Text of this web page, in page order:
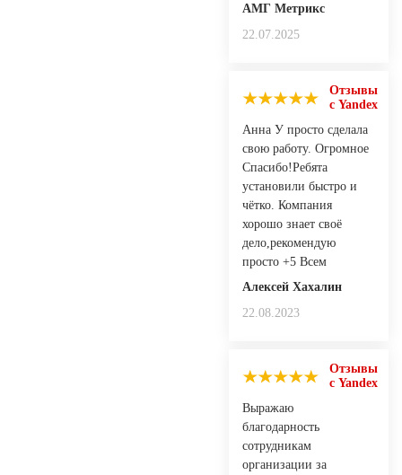
АМГ Метрикс
22.07.2025
Отзывы
с Yandex
Анна У просто сделала
свою работу. Огромное
Спасибо!Ребята
установили быстро и
чётко. Компания
хорошо знает своё
дело,рекомендую
просто +5 Всем
Алексей Хахалин
22.08.2023
Отзывы
с Yandex
Выражаю
благодарность
сотрудникам
организации за